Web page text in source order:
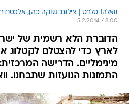
וואלה! סלבס | צילום: שוקה כהן, אלכסנדר
5.2.2014 / 8:00
הדוברת הלא רשמית של
לארץ כדי להצטלם לקטלוג
מינימליים. הדרישה
התמונות הנועזות שתבחנו.